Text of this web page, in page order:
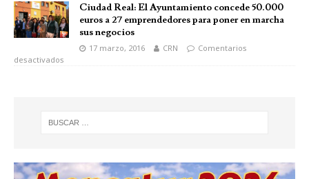
Ciudad Real: El Ayuntamiento concede 50.000
euros a 27 emprendedores para poner en marcha
sus negocios
17 marzo, 2016 CRN
Comentarios
desactivados